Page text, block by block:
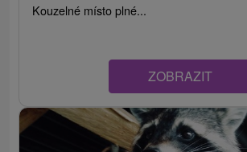
Kouzelné místo plné...
ZOBRAZIT